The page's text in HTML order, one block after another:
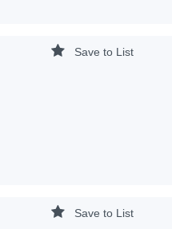
Save to List
Save to List